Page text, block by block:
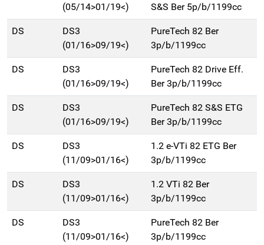
(05/14>01/19<)
S&S Ber 5p/b/1199cc
DS
DS3
(01/16>09/19<)
PureTech 82 Ber
3p/b/1199cc
DS
DS3
(01/16>09/19<)
PureTech 82 Drive Eff.
Ber 3p/b/1199cc
DS
DS3
(01/16>09/19<)
PureTech 82 S&S ETG
Ber 3p/b/1199cc
DS
DS3
(11/09>01/16<)
1.2 e-VTi 82 ETG Ber
3p/b/1199cc
DS
DS3
(11/09>01/16<)
1.2 VTi 82 Ber
3p/b/1199cc
DS
DS3
(11/09>01/16<)
PureTech 82 Ber
3p/b/1199cc